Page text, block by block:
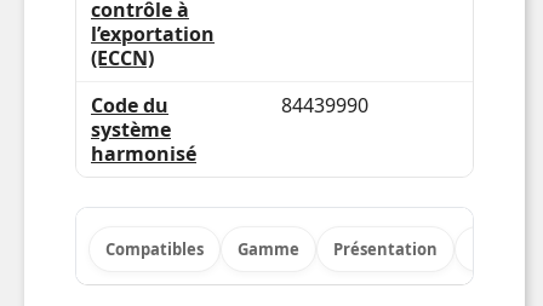
Plus audacieux ensemble
Des résultats exceptionnels, fiables,
économes en énergie. Une assurance totale
en combinant toujours les imprimantes
Xerox et le toner Xerox authentique.